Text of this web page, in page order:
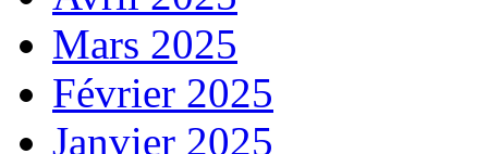
Mars 2025
Février 2025
Janvier 2025